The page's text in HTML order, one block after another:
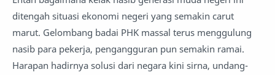
ditengah situasi ekonomi negeri yang semakin carut
marut. Gelombang badai PHK massal terus menggulung
nasib para pekerja, pengangguran pun semakin ramai.
Harapan hadirnya solusi dari negara kini sirna, undang-